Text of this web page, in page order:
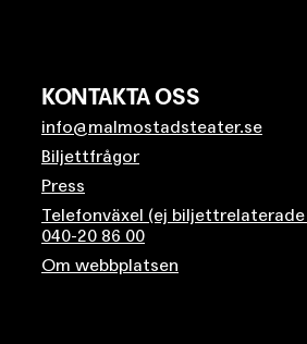
KONTAKTA OSS
info@malmostadsteater.se
Biljettfrågor
Press
Telefonväxel (ej
040-20 86 00
Om webbplatsen